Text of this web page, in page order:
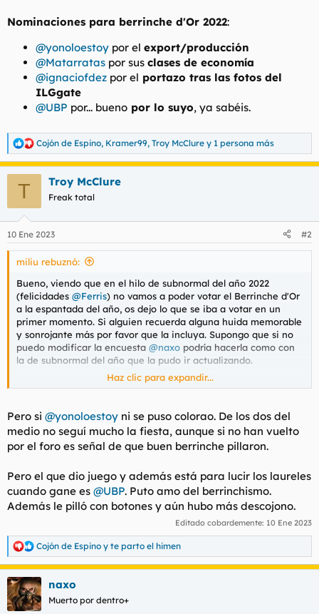
Nominaciones para berrinche d'Or 2022:
@yonoloestoy por el export/producción
@Matarratas por sus clases de economía
@ignaciofdez por el portazo tras las fotos del
ILGgate
@UBP por... bueno por lo suyo, ya sabéis.
R
e
e
s
Cojón de Espino, Kramer99, Troy McClure y 1 persona más
T Troy McClure
Freak total
10 Ene 2023 #2
miliu rebuznó:
Bueno, viendo que en el hilo de subnormal del año 2022
(felicidades @Ferris) no vamos a poder votar el Berrinche d'Or
a la espantada del año, os dejo lo que se iba a votar en un
primer momento. Si alguien recuerda alguna huida memorable
y sonrojante más por favor que la incluya. Supongo que si no
puedo modificar la encuesta @naxo podría hacerla como con
la de subnormal del año que la pudo ir actualizando.
Nominaciones para berrinche d'Or 2022:
@Matarrataspor susclases de economía
@ignaciofdezpor elportazo tras las fotos del ILGgate
@UBPpor... buenopor lo suyo, ya sabéis.
Haz clic para expandir...
Pero si @yonoloestoy ni se puso colorao. De los dos del
medio no seguí mucho la fiesta, aunque si no han vuelto
por el foro es señal de que buen berrinche pillaron.
Pero el que dio juego y además está para lucir los laureles
cuando gane es @UBP. Puto amo del berrinchismo.
Además le pilló con botones y aún hubo más descojono.
Editado cobardemente: 10 Ene 2023
R
e
a
c
c
i
Cojón de Espino y te parto el himen
naxo
Muerto por dentro+